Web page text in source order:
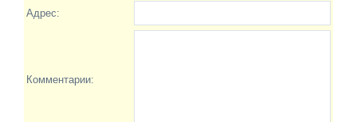
Адрес:
Комментарии: